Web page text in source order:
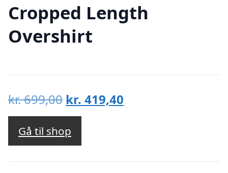
Cropped Length
Overshirt
kr.699,00 Den
oprindelige
pris
var:
kr. 699,00.
kr. 419,40
kr. 419,40.
Gå til shop